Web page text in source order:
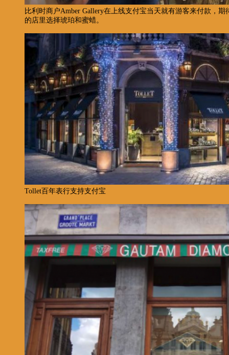
比利时商户Amber Gallery在上线支付宝当天就有游客来付款，
的店里选择琥珀和蜜蜡。
Tollet百年表行支持支付宝